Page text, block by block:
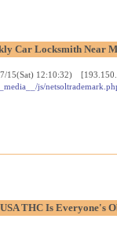
Car Locksmith Near
15(Sat) 12:10:32)
js/
THC Is Everyone's